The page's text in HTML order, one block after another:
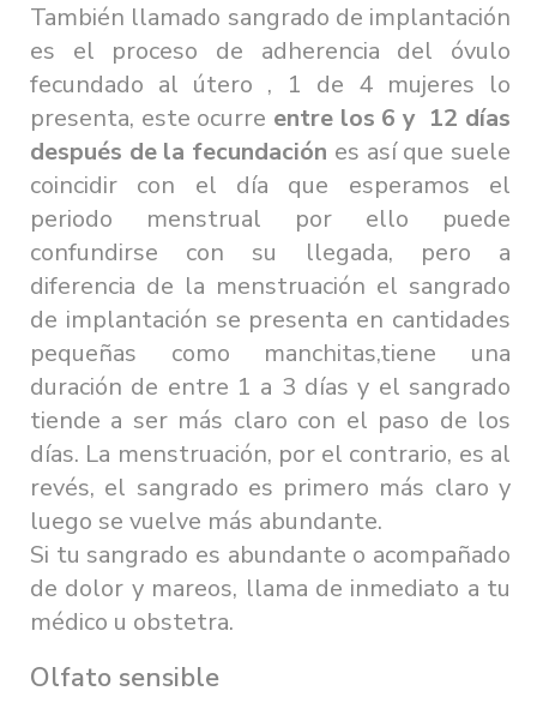
También llamado sangrado de implantación
es el proceso de adherencia del óvulo
fecundado al útero , 1 de 4 mujeres lo
presenta, este ocurre entre los 6 y 12 días
después de la fecundación es así que suele
coincidir con el día que esperamos el
periodo menstrual por ello puede
confundirse con su llegada, pero a
diferencia de la menstruación el sangrado
de implantación se presenta en cantidades
pequeñas como manchitas,tiene una
duración de entre 1 a 3 días y el sangrado
tiende a ser más claro con el paso de los
días. La menstruación, por el contrario, es al
revés, el sangrado es primero más claro y
luego se vuelve más abundante.
Si tu sangrado es abundante o acompañado
de dolor y mareos, llama de inmediato a tu
médico u obstetra.
Olfato sensible